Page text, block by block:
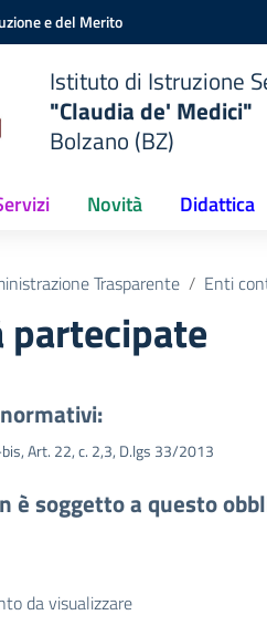
e del Merito
Istituto di Istruzione
"Claudia de' Medici"
Bolzano (BZ)
Novità Didattica
Trasparente Enti
partecipate
Art. 22, c. 2,3, D.lgs 33/2013
è soggetto a questo
da visualizzare